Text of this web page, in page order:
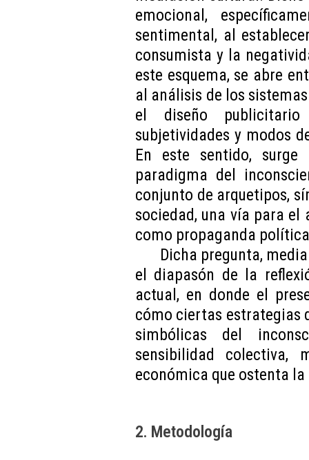
emocional,
sentimental, al
consumista y la
este esquema, se abre
al análisis de los
el diseño
subjetividades y modos
En este sentido,
paradigma del
conjunto de arquetipos,
sociedad, una vía para
como propaganda
Dicha pregunta,
el diapasón de la
actual, en donde el
cómo ciertas estrategias
simbólicas del
sensibilidad
económica que ostenta
2. Metodología